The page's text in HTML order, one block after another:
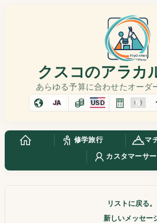
クスコのアラカ
あらゆる予算に合わせたオーダ
JA USD
修学旅行 マ
カスタマーサ
リストに戻る。
新しいメッセー